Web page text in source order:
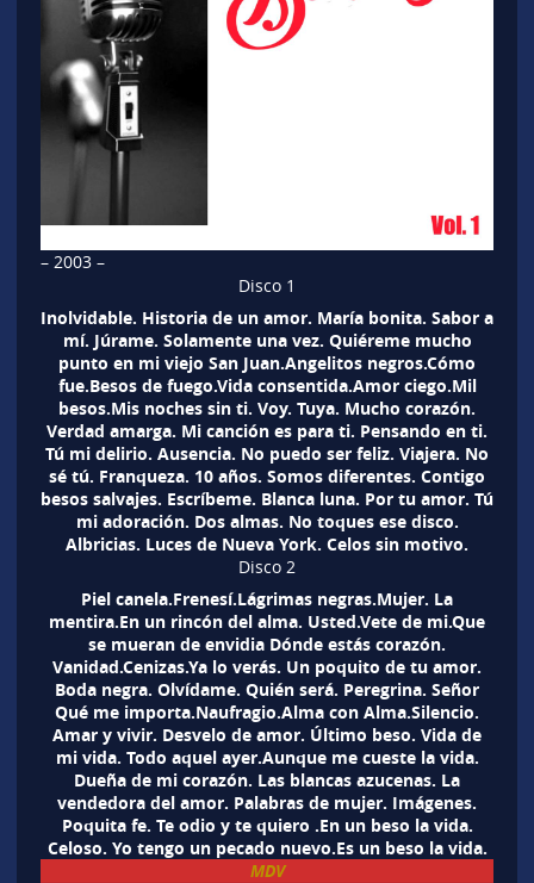
– 2003 –
Disco 1
Inolvidable. Historia de un amor. María bonita. Sabor a
mí. Júrame. Solamente una vez. Quiéreme mucho
punto en mi viejo San Juan.Angelitos negros.Cómo
fue.Besos de fuego.Vida consentida.Amor ciego.Mil
besos.Mis noches sin ti. Voy. Tuya. Mucho corazón.
Verdad amarga. Mi canción es para ti. Pensando en ti.
Tú mi delirio. Ausencia. No puedo ser feliz. Viajera. No
sé tú. Franqueza. 10 años. Somos diferentes. Contigo
besos salvajes. Escríbeme. Blanca luna. Por tu amor. Tú
mi adoración. Dos almas. No toques ese disco.
Albricias. Luces de Nueva York. Celos sin motivo.
Disco 2
Piel canela.Frenesí.Lágrimas negras.Mujer. La
mentira.En un rincón del alma. Usted.Vete de mi.Que
se mueran de envidia Dónde estás corazón.
Vanidad.Cenizas.Ya lo verás. Un poquito de tu amor.
Boda negra. Olvídame. Quién será. Peregrina. Señor
Qué me importa.Naufragio.Alma con Alma.Silencio.
Amar y vivir. Desvelo de amor. Último beso. Vida de
mi vida. Todo aquel ayer.Aunque me cueste la vida.
Dueña de mi corazón. Las blancas azucenas. La
vendedora del amor. Palabras de mujer. Imágenes.
Poquita fe. Te odio y te quiero .En un beso la vida.
Celoso. Yo tengo un pecado nuevo.Es un beso la vida.
MDV